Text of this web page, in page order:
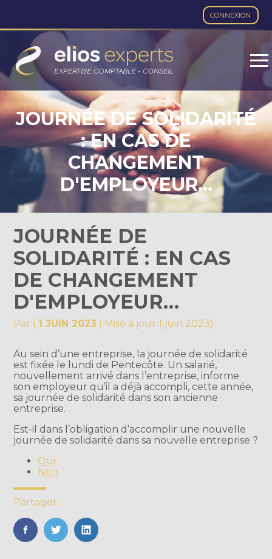
CONNEXION
Aller
au
JOURNÉE DE SOLIDARITÉ
: EN CAS DE
CHANGEMENT
D'EMPLOYEUR…
JOURNÉE DE
SOLIDARITÉ : EN CAS
DE CHANGEMENT
D'EMPLOYEUR…
Par 1 JUIN 2023 ( Mise à jour 1 juin 2023)
Au sein d’une entreprise, la journée de solidarité
est fixée le lundi de Pentecôte. Un salarié,
nouvellement arrivé dans l’entreprise, informe
son employeur qu’il a déjà accompli, cette année,
sa journée de solidarité dans son ancienne
entreprise.
Est-il dans l’obligation d’accomplir une nouvelle
journée de solidarité dans sa nouvelle entreprise ?
Oui
Non
Partager :
FaceBook
TwitterLinkedIn